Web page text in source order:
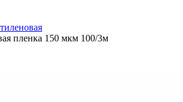
пленка 150 мкм 100/3м